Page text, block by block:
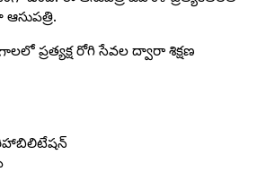
ప్రత్యక్ష రోగి సేవల ద్వారా శిక్షణ